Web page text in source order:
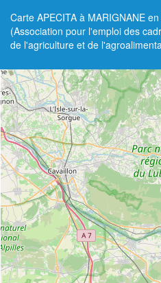
Carte APECITA à MARIGNANE
(Association pour l'emploi des
de l'agriculture et de
+
−